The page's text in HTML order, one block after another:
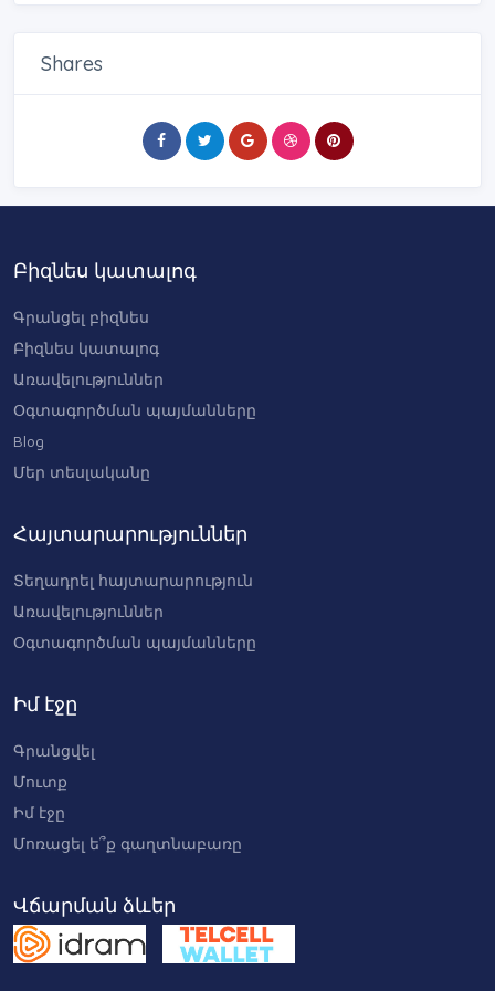
Լանչերի , սննդի առաքում գրասենյակ և տուն
Լվացքատներ, չոր մաքրման ծառայություններ
Ծառայություններ կենդանիների համար
Կենցաղային տեխնիկայի և գրասենյակային
Կրթական ծառայություններ
կազմակերպում, սպասարկում
Համակարգչային և ծրագրային ուսուցում
Համակարգչային ծառայություններ
Հաշվապահական ծառայություններ
Հեռախոսային և մարկետինգային
Հոգեբանական օգնություն
Ճանապարհորդական, ներգաղթի
Մարքեթինգային ​​ծառայություններ
Մաքսային ծառայություններ
Shares
Բիզնես կատալոգ
Գրանցել բիզնես
Բիզնես կատալոգ
Առավելություններ
Օգտագործման պայմանները
Blog
Մեր տեսլականը
Հայտարարություններ
Տեղադրել հայտարարություն
Առավելություններ
Օգտագործման պայմանները
Իմ էջը
Գրանցվել
Մուտք
Իմ էջը
Մոռացել ե՞ք գաղտնաբառը
Վճարման ձևեր